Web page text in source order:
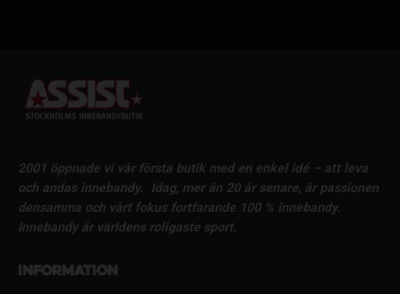
2001 öppnade vi vår första butik med en enkel idé – att leva
och andas innebandy.
Idag, mer än 20 år senare, är passionen
densamma och vårt fokus fortfarande 100 % innebandy.
Innebandy är världens roligaste sport.
Information